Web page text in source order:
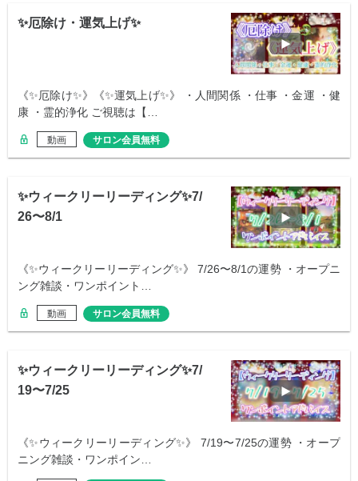
✨厄除け・運気上げ✨
《✨厄除け✨》《✨運気上げ✨》 ・人間関係 ・仕事 ・金運 ・健
康 ・霊的浄化 ご視聴は【…
動画 サロン会員無料
✨ウィークリーリーディング✨7/
26〜8/1
《✨ウィークリーリーディング✨》 7/26〜8/1の運勢 ・オープニ
ング雑談・ワンポイント…
動画 サロン会員無料
✨ウィークリーリーディング✨7/
19〜7/25
《✨ウィークリーリーディング✨》 7/19〜7/25の運勢 ・オープ
ニング雑談・ワンポイン…